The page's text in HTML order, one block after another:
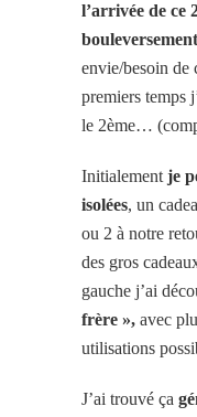
l’arrivée de ce
envie/besoin de
premiers temps
le 2ème…
Initialement je
isolées, un
ou 2 à notre
des gros
gauche j’ai
frère », avec
utilisations
J’ai trouvé ça